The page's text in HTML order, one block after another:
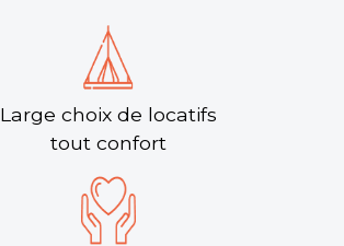
Large choix de locatifs
tout confort